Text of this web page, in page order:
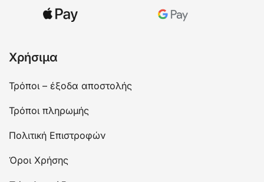
Χρήσιμα
Τρόποι – έξοδα αποστολής
Τρόποι πληρωμής
Πολιτική Επιστροφών
Όροι Χρήσης